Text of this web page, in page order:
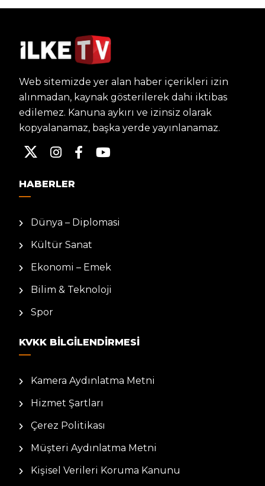
Web sitemizde yer alan haber içerikleri izin
alınmadan, kaynak gösterilerek dahi iktibas
edilemez. Kanuna aykırı ve izinsiz olarak
kopyalanamaz, başka yerde yayınlanamaz.
HABERLER
Dünya – Diplomasi
Kültür Sanat
Ekonomi – Emek
Bilim & Teknoloji
Spor
KVKK BILGILENDIRMESI
Kamera Aydınlatma Metni
Hizmet Şartları
Çerez Politikası
Müşteri Aydınlatma Metni
Kişisel Verileri Koruma Kanunu